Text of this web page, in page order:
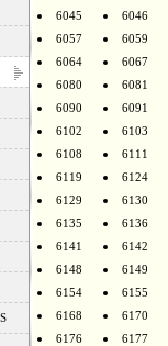
6045
6046
6057
6059
6064
6067
6080
6081
6090
6091
6102
6103
6108
6111
6119
6124
6129
6130
6135
6136
6141
6142
6148
6149
6154
6155
6168
6170
6176
6177